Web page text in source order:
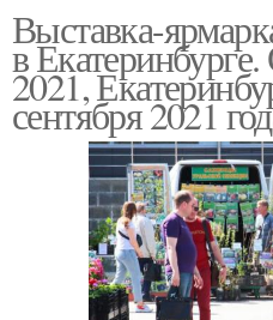
Выставка-
в
2021,
сентября 2021